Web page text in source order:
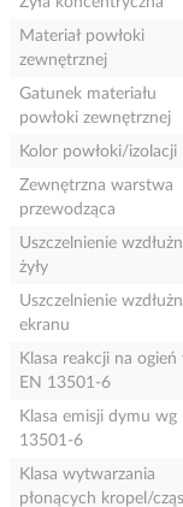
Materiał powłoki
zewnętrznej
Gatunek materiału
powłoki zewnętrznej
Kolor powłoki/izolacji
Zewnętrzna warstwa
przewodząca
Uszczelnienie
żyły
Uszczelnienie
ekranu
Klasa reakcji na ogień
EN 13501-6
Klasa emisji dymu wg
13501-6
Klasa wytwarzania
płonących kropel/